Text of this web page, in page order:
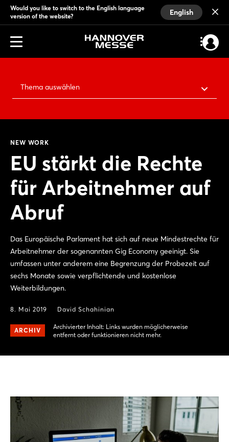
Would you like to switch to the English language
version of the website?
English
Thema auswählen
NEW WORK
EU stärkt die Rechte
für Arbeitnehmer auf
Abruf
Das Europäische Parlament hat sich auf neue Mindestrechte für
Arbeitnehmer der sogenannten Gig Economy geeinigt. Sie
umfassen unter anderem eine Begrenzung der Probezeit auf
sechs Monate sowie verpflichtende und kostenlose
Weiterbildungen.
8. Mai 2019 David Schahinian
ARCHIV
Archivierter Inhalt: Links wurden möglicherweise
entfernt oder funktionieren nicht mehr.